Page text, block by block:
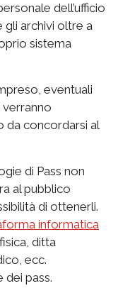
dell’ufficio
gli archivi oltre a
sistema
eventuali
verranno
da concordarsi al
di Pass non
al pubblico
di ottenerli.
informatica
ditta
ecc.
dei pass.